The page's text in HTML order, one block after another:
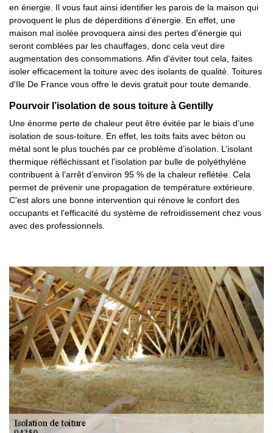
en énergie. Il vous faut ainsi identifier les parois de la maison qui
provoquent le plus de déperditions d’énergie. En effet, une
maison mal isolée provoquera ainsi des pertes d'énergie qui
seront comblées par les chauffages, donc cela veut dire
augmentation des consommations. Afin d'éviter tout cela, faites
isoler efficacement la toiture avec des isolants de qualité. Toitures
d'Ile De France vous offre le devis gratuit pour toute demande.
Pourvoir l’isolation de sous toiture à Gentilly
Une énorme perte de chaleur peut être évitée par le biais d’une
isolation de sous-toiture. En effet, les toits faits avec béton ou
métal sont le plus touchés par ce problème d’isolation. L’isolant
thermique réfléchissant et l'isolation par bulle de polyéthylène
contribuent à l’arrêt d’environ 95 % de la chaleur reflétée. Cela
permet de prévenir une propagation de température extérieure.
C'est alors une bonne intervention qui rénove le confort des
occupants et l'efficacité du système de refroidissement chez vous
avec des professionnels.